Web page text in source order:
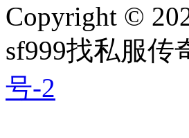
Copyright ©
sf999找私服
号-2